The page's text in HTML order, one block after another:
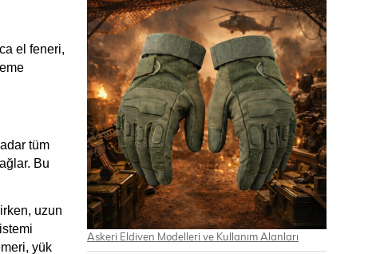
el feneri,
Bu
uzun
yük
Askeri Eldiven Modelleri ve Kullanım Alanları